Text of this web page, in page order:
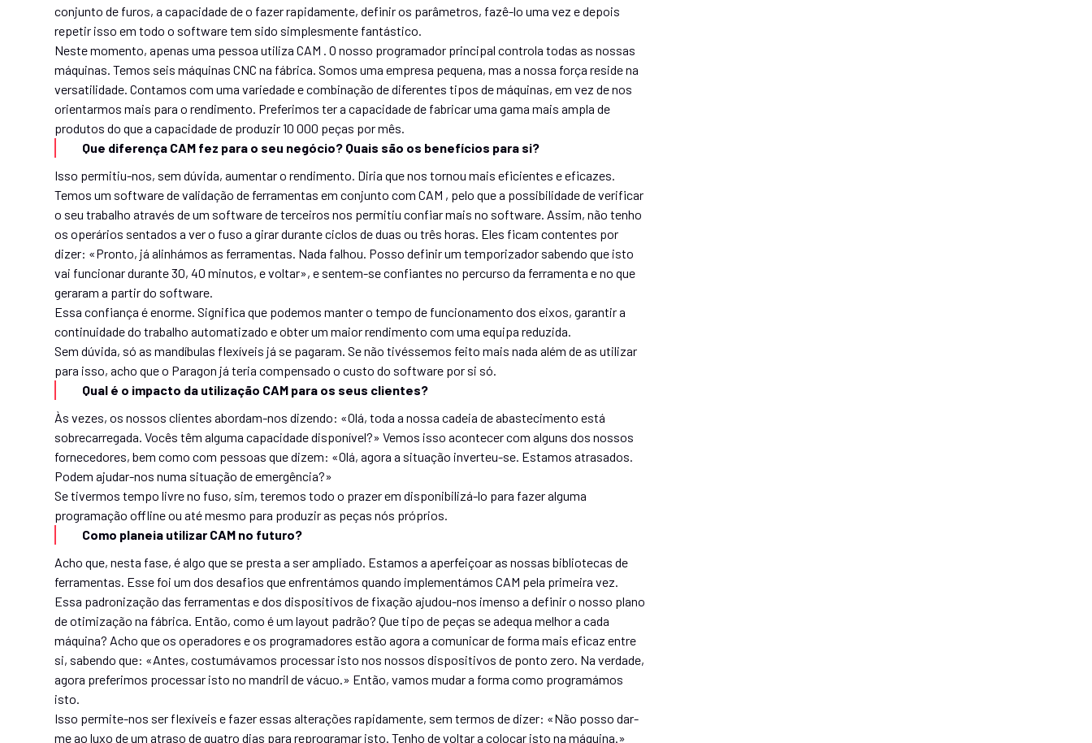
conjunto de furos, a capacidade de o fazer rapidamente, definir os parâmetros, fazê-lo uma vez e depois
repetir isso em todo o software tem sido simplesmente fantástico.
Neste momento, apenas uma pessoa utiliza CAM . O nosso programador principal controla todas as nossas
máquinas. Temos seis máquinas CNC na fábrica. Somos uma empresa pequena, mas a nossa força reside na
versatilidade. Contamos com uma variedade e combinação de diferentes tipos de máquinas, em vez de nos
orientarmos mais para o rendimento. Preferimos ter a capacidade de fabricar uma gama mais ampla de
produtos do que a capacidade de produzir 10 000 peças por mês.
Que diferença CAM fez para o seu negócio? Quais são os benefícios para si?
Isso permitiu-nos, sem dúvida, aumentar o rendimento. Diria que nos tornou mais eficientes e eficazes.
Temos um software de validação de ferramentas em conjunto com CAM , pelo que a possibilidade de verificar
o seu trabalho através de um software de terceiros nos permitiu confiar mais no software. Assim, não tenho
os operários sentados a ver o fuso a girar durante ciclos de duas ou três horas. Eles ficam contentes por
dizer: «Pronto, já alinhámos as ferramentas. Nada falhou. Posso definir um temporizador sabendo que isto
vai funcionar durante 30, 40 minutos, e voltar», e sentem-se confiantes no percurso da ferramenta e no que
geraram a partir do software.
Essa confiança é enorme. Significa que podemos manter o tempo de funcionamento dos eixos, garantir a
continuidade do trabalho automatizado e obter um maior rendimento com uma equipa reduzida.
Sem dúvida, só as mandíbulas flexíveis já se pagaram. Se não tivéssemos feito mais nada além de as utilizar
para isso, acho que o Paragon já teria compensado o custo do software por si só.
Qual é o impacto da utilização CAM para os seus clientes?
Às vezes, os nossos clientes abordam-nos dizendo: «Olá, toda a nossa cadeia de abastecimento está
sobrecarregada. Vocês têm alguma capacidade disponível?» Vemos isso acontecer com alguns dos nossos
fornecedores, bem como com pessoas que dizem: «Olá, agora a situação inverteu-se. Estamos atrasados.
Podem ajudar-nos numa situação de emergência?»
Se tivermos tempo livre no fuso, sim, teremos todo o prazer em disponibilizá-lo para fazer alguma
programação offline ou até mesmo para produzir as peças nós próprios.
Como planeia utilizar CAM no futuro?
Acho que, nesta fase, é algo que se presta a ser ampliado. Estamos a aperfeiçoar as nossas bibliotecas de
ferramentas. Esse foi um dos desafios que enfrentámos quando implementámos CAM pela primeira vez.
Essa padronização das ferramentas e dos dispositivos de fixação ajudou-nos imenso a definir o nosso plano
de otimização na fábrica. Então, como é um layout padrão? Que tipo de peças se adequa melhor a cada
máquina? Acho que os operadores e os programadores estão agora a comunicar de forma mais eficaz entre
si, sabendo que: «Antes, costumávamos processar isto nos nossos dispositivos de ponto zero. Na verdade,
agora preferimos processar isto no mandril de vácuo.» Então, vamos mudar a forma como programámos
isto.
Isso permite-nos ser flexíveis e fazer essas alterações rapidamente, sem termos de dizer: «Não posso dar-
me ao luxo de um atraso de quatro dias para reprogramar isto. Tenho de voltar a colocar isto na máquina.»